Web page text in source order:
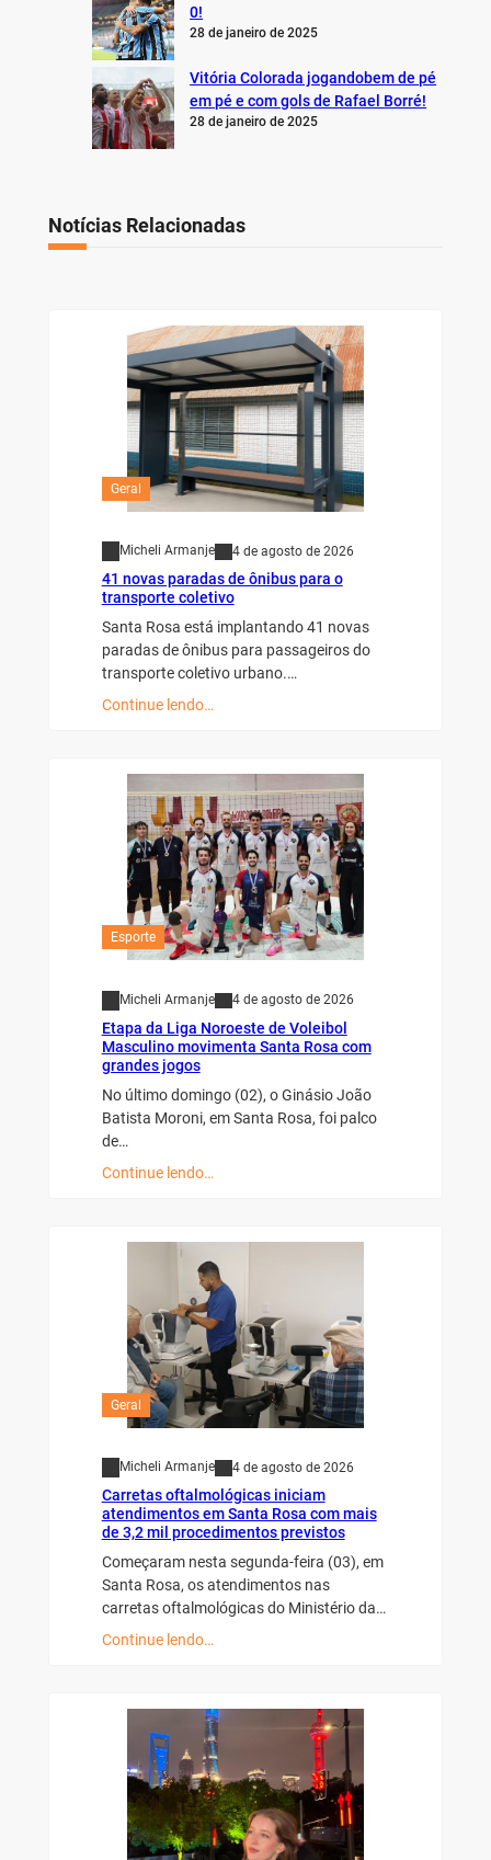
0!
28 de janeiro de 2025
Vitória Colorada jogandobem de pé
em pé e com gols de Rafael Borré!
28 de janeiro de 2025
Notícias Relacionadas
Geral
Micheli Armanje 4 de agosto de 2026
41 novas paradas de ônibus para o
transporte coletivo
Santa Rosa está implantando 41 novas
paradas de ônibus para passageiros do
transporte coletivo urbano.…
Continue lendo…
Esporte
Micheli Armanje 4 de agosto de 2026
Etapa da Liga Noroeste de Voleibol
Masculino movimenta Santa Rosa com
grandes jogos
No último domingo (02), o Ginásio João
Batista Moroni, em Santa Rosa, foi palco
de…
Continue lendo…
Geral
Micheli Armanje 4 de agosto de 2026
Carretas oftalmológicas iniciam
atendimentos em Santa Rosa com mais
de 3,2 mil procedimentos previstos
Começaram nesta segunda-feira (03), em
Santa Rosa, os atendimentos nas
carretas oftalmológicas do Ministério da…
Continue lendo…